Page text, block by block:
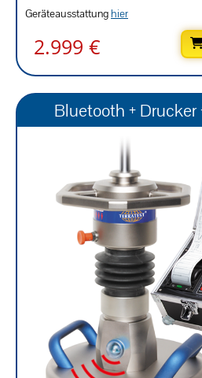
Geräteausstattunghier
2.999 €
Bluetooth + Drucker